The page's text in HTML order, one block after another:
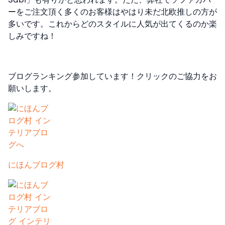
ーをご注文頂く多くのお客様はやはり未だ北欧推しの方が
多いです。これからどのスタイルに人気が出てくるのか楽
しみですね！
ブログランキング参加しています！クリックのご協力をお
願いします。
にほんブログ村